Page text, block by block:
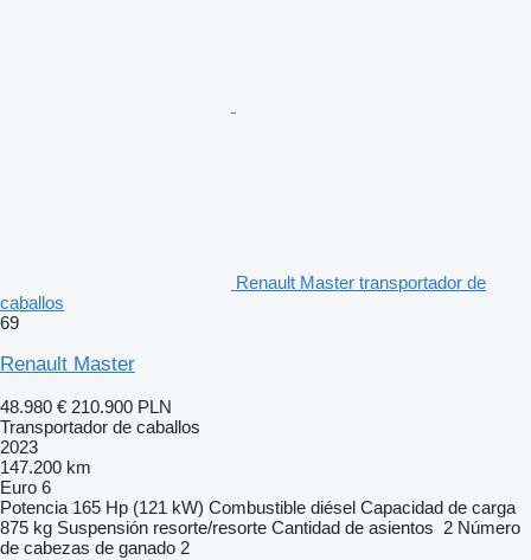
Renault Master transportador de
caballos
69
Renault Master
48.980 € 210.900 PLN
Transportador de caballos
2023
147.200 km
Euro 6
Potencia 165 Hp (121 kW) Combustible diésel Capacidad de carga
875 kg Suspensión resorte/resorte Cantidad de asientos 2 Número
de cabezas de ganado 2